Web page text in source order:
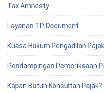
Tax Amnesty
Layanan TP Document
Kuasa Hukum Pengadilan Pajak
Pendampingan Pemeriksaan
Kapan Butuh Konsultan Pajak?